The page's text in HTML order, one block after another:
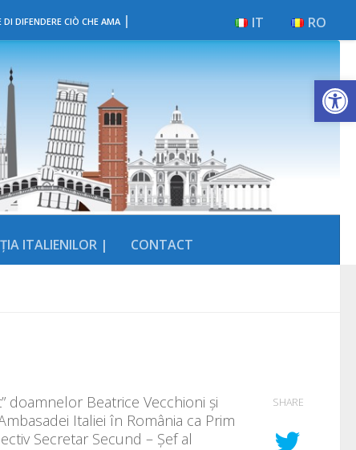
DIFENDERE CIÒ CHE AMA | RO
IT
ITALIENILOR | CONTACT
doamnelor Beatrice Vecchioni și
Italiei în România ca Prim
Secretar Secund – Șef al
SHARE